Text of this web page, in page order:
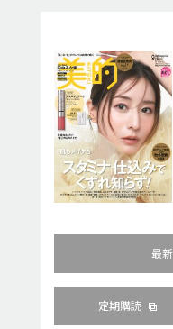
最
定期購読